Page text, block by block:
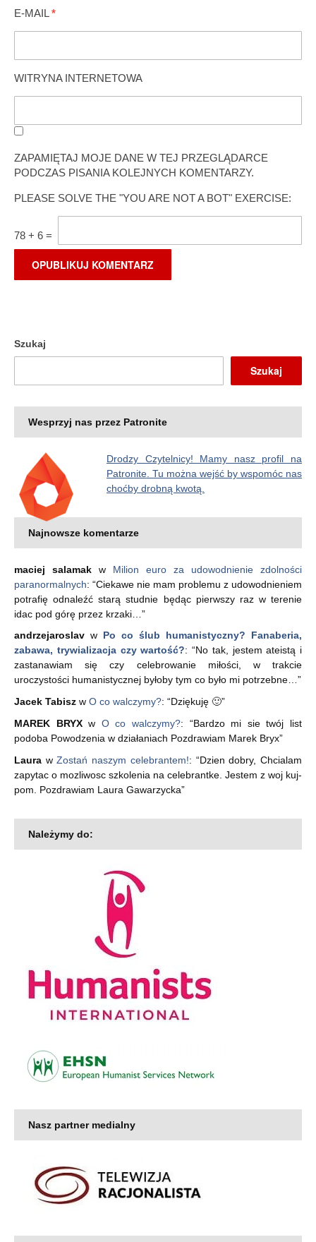
E-MAIL *
WITRYNA INTERNETOWA
ZAPAMIĘTAJ MOJE DANE W TEJ PRZEGLĄDARCE
PODCZAS PISANIA KOLEJNYCH KOMENTARZY.
PLEASE SOLVE THE "YOU ARE NOT A BOT" EXERCISE:
78 + 6 =
Szukaj
Szukaj
Wesprzyj nas przez Patronite
Drodzy Czytelnicy! Mamy nasz profil na
Patronite. Tu można wejść by wspomóc nas
choćby drobną kwotą.
Najnowsze komentarze
maciej salamak w Milion euro za udowodnienie zdolności
paranormalnych: “Ciekawe nie mam problemu z udowodnieniem
potrafię odnaleźć starą studnie będąc pierwszy raz w terenie
idac pod górę przez krzaki… ”
andrzejaroslav w Po co ślub humanistyczny? Fanaberia,
zabawa, trywializacja czy wartość?: “No tak, jestem ateistą i
zastanawiam się czy celebrowanie miłości, w trakcie
uroczystości humanistycznej byłoby tym co było mi potrzebne…”
Jacek Tabisz w O co walczymy?: “Dziękuję 🙂”
MAREK BRYXw O co walczymy?: “Bardzo mi sie twój list
podoba Powodzenia w działaniach Pozdrawiam Marek Bryx”
Laura wZostań naszym celebrantem!: “Dzien dobry, Chcialam
zapytac o mozliwosc szkolenia na celebrantke. Jestem z woj kuj-
pom. Pozdrawiam Laura Gawarzycka”
Należymy do:
Nasz partner medialny